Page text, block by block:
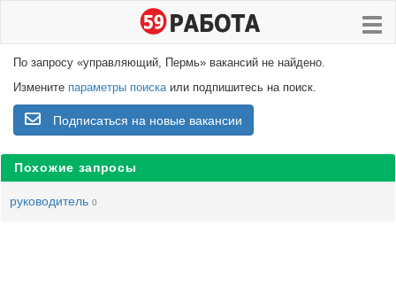
По запросу «управляющий, Пермь» вакансий не найдено.
Измените параметры поискаили подпишитесь на поиск.
Подписаться на новые вакансии
Похожие запросы
руководитель 0